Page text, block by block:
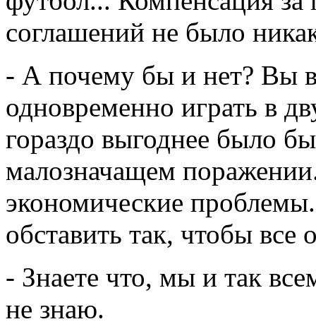
соглашений не было
- А почему бы и нет? Вы
одновременно играть в
гораздо выгоднее было
малозначащем
экономические
обставить так, чтобы все
- Знаете что, мы и так
не знаю.